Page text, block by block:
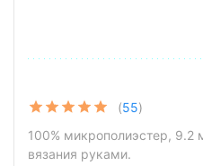
(55)
100% микрополиэстер,
вязания руками.